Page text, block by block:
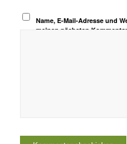
Name, E-Mail-Adresse und
meinen nächsten